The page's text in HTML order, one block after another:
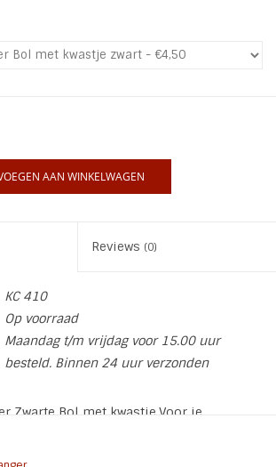
AAN WINKELWAGEN
Reviews (0)
KC 410
Op voorraad
Maandag t/m vrijdag voor 15.00 uur
besteld. Binnen 24 uur verzonden
Zwarte Bol met kwastje.Voor je